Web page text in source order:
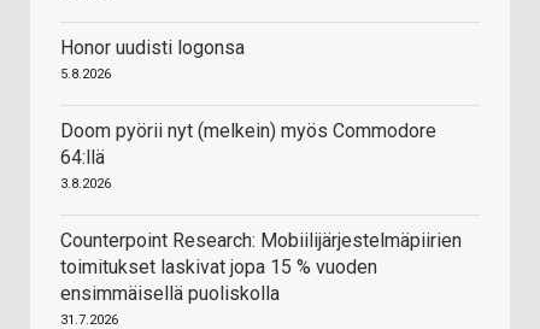
Honor uudisti logonsa
5.8.2026
Doom pyörii nyt (melkein) myös Commodore
64:llä
3.8.2026
Counterpoint Research: Mobiilijärjestelmäpiirien
toimitukset laskivat jopa 15 % vuoden
ensimmäisellä puoliskolla
31.7.2026